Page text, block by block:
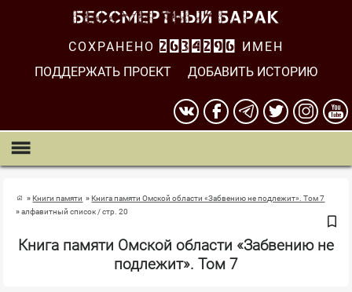
СОХРАНЕНО 2634297
ИМЕН
ПОДДЕРЖАТЬ ПРОЕКТ
ДОБАВИТЬ ИСТОРИЮ
Книги памяти
Книга памяти Омской области «Забвению не подлежит». Том 7
алфавитный список / стр. 20
Книга памяти Омской области «Забвению не
подлежит». Том 7